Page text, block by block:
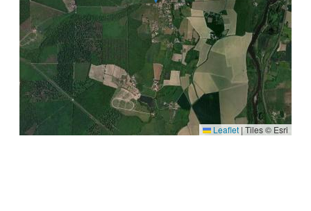
Leaflet | Tiles © Esri